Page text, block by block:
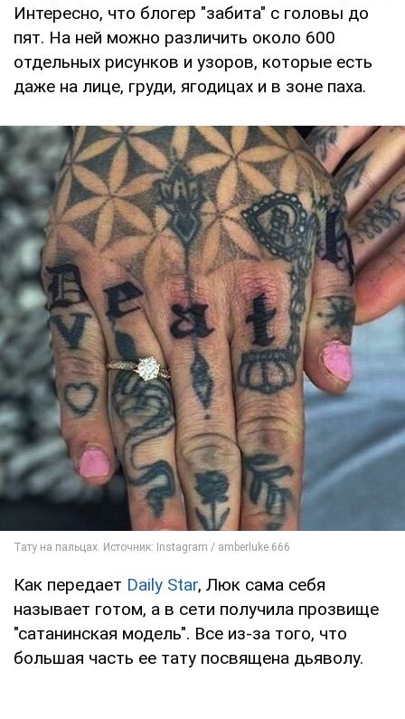
Интересно, что блогер "забита" с головы до
пят. На ней можно различить около 600
отдельных рисунков и узоров, которые есть
даже на лице, груди, ягодицах и в зоне паха.
Как передает Daily Star, Люк сама себя
называет готом, а в сети получила прозвище
"сатанинская модель". Все из-за того, что
большая часть ее тату посвящена дьяволу.